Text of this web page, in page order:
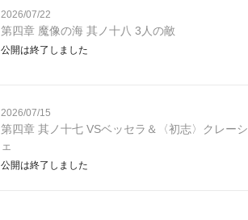
2026/07/22
第四章 魔像の海 其ノ十八 3人の敵
公開は終了しました
2026/07/15
第四章 其ノ十七 VSベッセラ＆〈初志〉クレーシ
ェ
公開は終了しました